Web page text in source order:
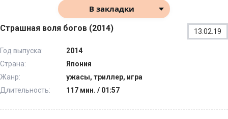
В закладки
Страшная воля богов (2014) 13.02.19
Год выпуска:
2014
Страна:
Япония
Жанр:
ужасы, триллер, игра
Длительность:
117 мин. / 01:57